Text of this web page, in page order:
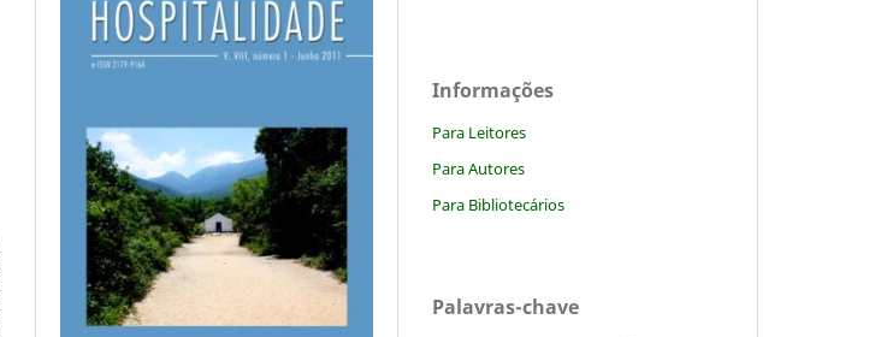
Informações
Para Leitores
Para Autores
Para Bibliotecários
Palavras-chave